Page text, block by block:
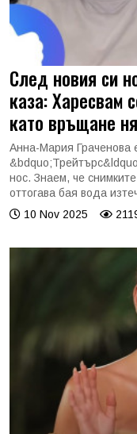
След новия си
каза: Харесвам
като връщане
Анна-Мария Граченова
нос. Знаем, че
оттогава бая вода
10 Nov 2025